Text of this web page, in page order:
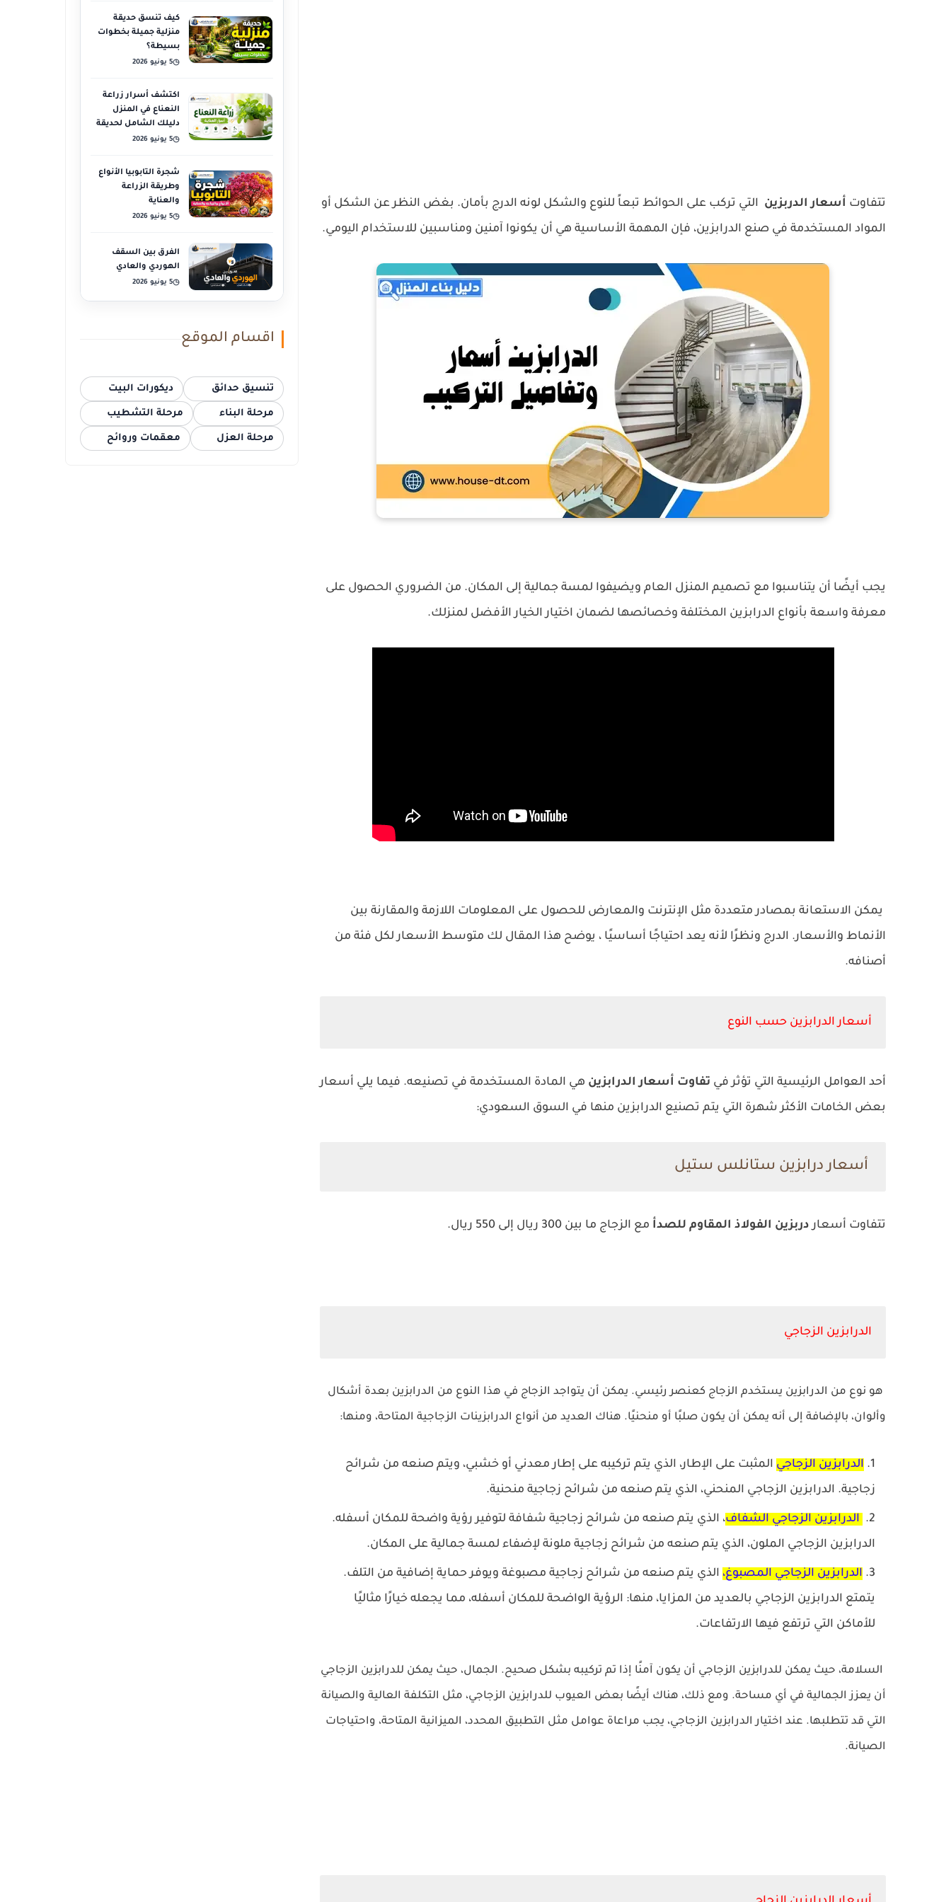
تتفاوت أسعار الدربزين التي تركب على الحوائط تبعاً للنوع والشكل لونه الدرج بأمان. بغض النظر عن الشكل أو
المواد المستخدمة في صنع الدرابزين، فإن المهمة الأساسية هي أن يكونوا آمنين ومناسبين للاستخدام اليومي.
يجب أيضًا أن يتناسبوا مع تصميم المنزل العام ويضيفوا لمسة جمالية إلى المكان. من الضروري الحصول على
معرفة واسعة بأنواع الدرابزين المختلفة وخصائصها لضمان اختيار الخيار الأفضل لمنزلك.
يمكن الاستعانة بمصادر متعددة مثل الإنترنت والمعارض للحصول على المعلومات اللازمة والمقارنة بين
الأنماط والأسعار. الدرج ونظرًا لأنه يعد احتياجًا أساسيًا ، يوضح هذا المقال لك متوسط الأسعار لكل فئة من
أصنافه.
أسعار الدرابزين حسب النوع
أحد العوامل الرئيسية التي تؤثر في تفاوت أسعار الدرابزين هي المادة المستخدمة في تصنيعه. فيما يلي أسعار
بعض الخامات الأكثر شهرة التي يتم تصنيع الدرابزين منها في السوق السعودي:
أسعار درابزين ستانلس ستيل
تتفاوت أسعاردربزين الفولاذ المقاوم للصدأ مع الزجاج ما بين 300 ريال إلى 550 ريال.
الدرابزين الزجاجي
هو نوع من الدرابزين يستخدم الزجاج كعنصر رئيسي. يمكن أن يتواجد الزجاج في هذا النوع من الدرابزين بعدة أشكال
وألوان، بالإضافة إلى أنه يمكن أن يكون صلبًا أو منحنيًا. هناك العديد من أنواع الدرابزينات الزجاجية المتاحة، ومنها:
الدرابزين الزجاجي المثبت على الإطار، الذي يتم تركيبه على إطار معدني أو خشبي، ويتم صنعه من شرائح
زجاجية. الدرابزين الزجاجي المنحني، الذي يتم صنعه من شرائح زجاجية منحنية.
الدرابزين الزجاجي الشفاف، الذي يتم صنعه من شرائح زجاجية شفافة لتوفير رؤية واضحة للمكان أسفله.
الدرابزين الزجاجي الملون، الذي يتم صنعه من شرائح زجاجية ملونة لإضفاء لمسة جمالية على المكان.
الدرابزين الزجاجي المصبوغ، الذي يتم صنعه من شرائح زجاجية مصبوغة ويوفر حماية إضافية من التلف.
يتمتع الدرابزين الزجاجي بالعديد من المزايا، منها: الرؤية الواضحة للمكان أسفله، مما يجعله خيارًا مثاليًا
للأماكن التي ترتفع فيها الارتفاعات.
السلامة، حيث يمكن للدرابزين الزجاجي أن يكون آمنًا إذا تم تركيبه بشكل صحيح. الجمال، حيث يمكن للدرابزين الزجاجي
أن يعزز الجمالية في أي مساحة. ومع ذلك، هناك أيضًا بعض العيوب للدرابزين الزجاجي، مثل التكلفة العالية والصيانة
التي قد تتطلبها. عند اختيار الدرابزين الزجاجي، يجب مراعاة عوامل مثل التطبيق المحدد، الميزانية المتاحة، واحتياجات
الصيانة.
كيف تنسق حديقة
منزلية جميلة بخطوات
بسيطة؟
◷5 يونيو 2026
اكتشف أسرار زراعة
النعناع في المنزل
دليلك الشامل لحديقة
عطرية
◷5 يونيو 2026
شجرة التابوبيا الأنواع
وطريقة الزراعة
والعناية
◷5 يونيو 2026
الفرق بين السقف
الهوردي والعادي
◷5 يونيو 2026
اقسام الموقع
تنسيق حدائق ديكورات البيت
مرحلة البناء مرحلة التشطيب
مرحلة العزل معقمات وروائح